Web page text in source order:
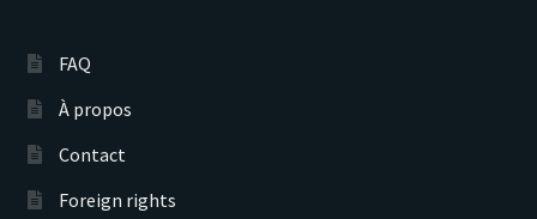
FAQ
À propos
Contact
Foreign rights